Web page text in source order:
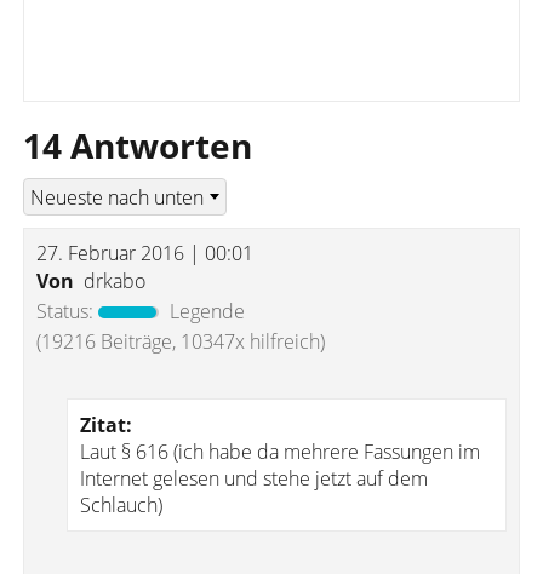
14 Antworten
27. Februar 2016 | 00:01
Von drkabo
Status:
Legende
(19216 Beiträge, 10347x hilfreich)
Zitat:
Laut § 616 (ich habe da mehrere Fassungen im
Internet gelesen und stehe jetzt auf dem
Schlauch)